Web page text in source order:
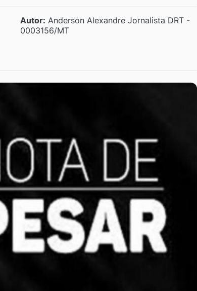
Autor: Anderson Alexandre Jornalista DRT -
0003156/MT